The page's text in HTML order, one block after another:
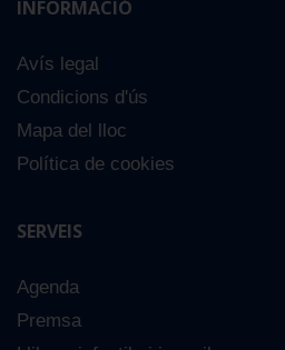
INFORMACIÓ
Avís legal
Condicions d'ús
Mapa del lloc
Política de cookies
SERVEIS
Agenda
Premsa